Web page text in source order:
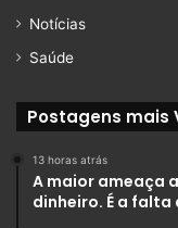
Notícias
Saúde
Postagens mais
13 horas atrás
A maior ameaça
dinheiro. É a falta